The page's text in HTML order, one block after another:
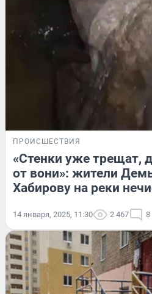
ПРОИСШЕСТВИЯ
«Стенки уже трещат,
от вони»: жители
Хабирову на реки
14 января, 2025, 11:30 2 467 8